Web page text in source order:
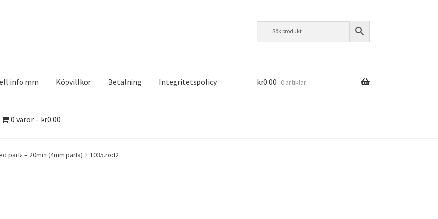
info mm Köpvillkor Betalning Integritetspolicy
0 varor kr0.00
Kontakt Köpvillkor Logotypes
kr0.00 0 artiklar
pärla – 20mm (4mm pärla) 1035.rod2